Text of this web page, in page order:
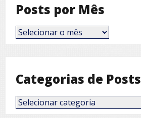
Posts por Mês
Posts
por
Categorias de Posts
Categorias
de